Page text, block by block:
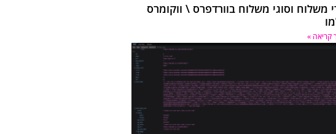
משלוח וסוגי משלוח בוורדפרס \ ווקומרס
קריאה »